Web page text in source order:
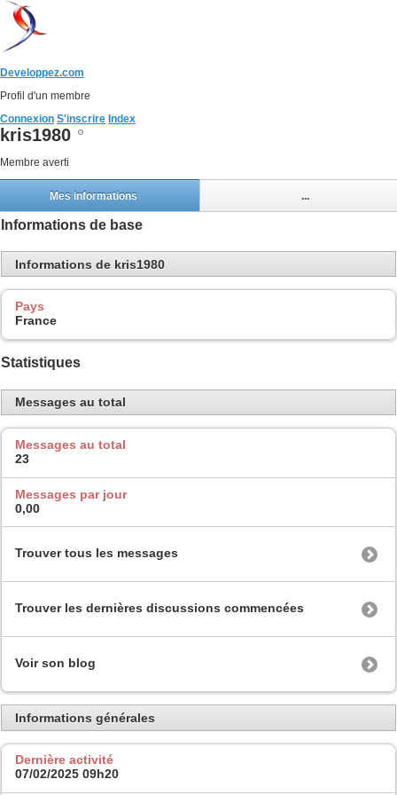
Developpez.com
Profil d'un membre
Connexion S'inscrire Index
kris1980
Membre averti
Mes informations ...
Informations de base
Informations de kris1980
Pays
France
Statistiques
Messages au total
Messages au total
23
Messages par jour
0,00
Trouver tous les messages
Trouver les dernières discussions commencées
Voir son blog
Informations générales
Dernière activité
07/02/2025 09h20